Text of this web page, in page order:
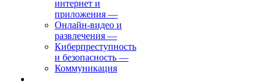
интернет и
приложения —
Онлайн-видео и
развлечения —
Киберпреступность
и безопасность —
Коммуникация